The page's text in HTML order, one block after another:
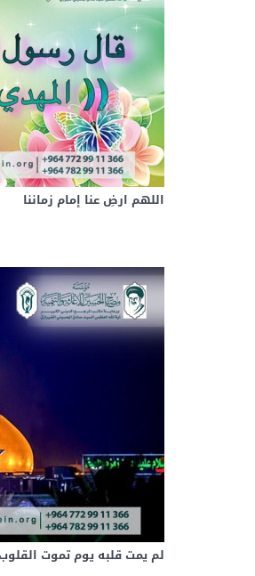
اللهم ارضِ عنا إمام زماننا
لم يمت قلبه يوم تموت القلوب